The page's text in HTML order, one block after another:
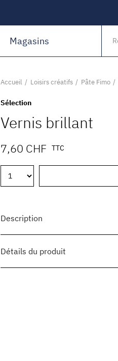
Magasins
Accueil Loisirs créatifs Pâte Fimo
Sélection
Vernis brillant
7,60 CHF TTC
Description
Détails du produit